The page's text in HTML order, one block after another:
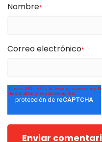
Nombre*
Correo electrónico*